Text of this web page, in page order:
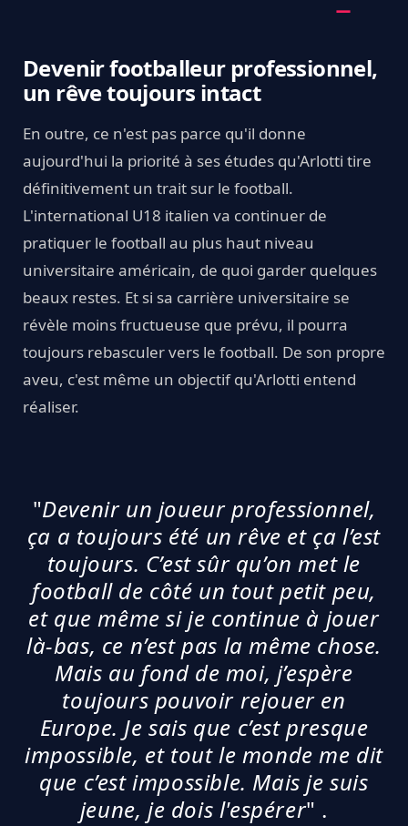
Devenir footballeur professionnel,
un rêve toujours intact
En outre, ce n'est pas parce qu'il donne
aujourd'hui la priorité à ses études qu'Arlotti tire
définitivement un trait sur le football.
L'international U18 italien va continuer de
pratiquer le football au plus haut niveau
universitaire américain, de quoi garder quelques
beaux restes. Et si sa carrière universitaire se
révèle moins fructueuse que prévu, il pourra
toujours rebasculer vers le football. De son propre
aveu, c'est même un objectif qu'Arlotti entend
réaliser.
"Devenir un joueur professionnel,
ça a toujours été un rêve et ça l’est
toujours. C’est sûr qu’on met le
football de côté un tout petit peu,
et que même si je continue à jouer
là-bas, ce n’est pas la même chose.
Mais au fond de moi, j’espère
toujours pouvoir rejouer en
Europe. Je sais que c’est presque
impossible, et tout le monde me dit
que c’est impossible. Mais je suis
jeune, je dois l'espérer" .